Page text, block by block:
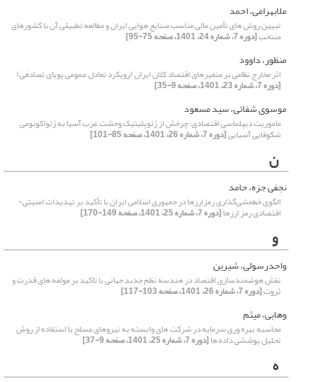
ملابهرامی، احمد
تبیین روش های تأمین مالی مناسب صنایع هوایی ایران و مطالعه تطبیقی آن با کشورهای
منتخب[دوره 7، شماره 24، 1401، صفحه 75-95]
منظور، داوود
اثر مخارج نظامی بر متغیرهای اقتصاد کلان ایران (رویکرد تعادل عمومی پویای تصادفی)
[دوره 7، شماره 23، 1401، صفحه 9-35]
موسوی شفائی، سید مسعود
ماموریت دیپلماسی اقتصادی؛ چرخش از ژئوپلیتیک وحشت غرب آسیا به ژئواکونومی
شکوفایی آسیایی[دوره 7، شماره 26، 1401، صفحه 85-101]
ن
نجفی جزه، حامد
الگوی خطمشی‌گذاری رمزارزها در جمهوری اسلامی ایران با تأکید بر تهدیدات امنیتی-
اقتصادی رمز ارزها[دوره 7، شماره 25، 1401، صفحه 149-170]
و
واحدرسولی، شیرین
نقش هوشمندسازی اقتصاد در هندسه نظم جدید جهانی با تاکید بر مولفه های قدرت و
ثروت[دوره 7، شماره 26، 1401، صفحه 103-117]
وهابی، میثم
محاسبه بهره وری سرمایه در شرکت های وابسته به نیروهای مسلح با استفاده از روش
تحلیل پوششی داده ها[دوره 7، شماره 25، 1401، صفحه 9-37]
ه